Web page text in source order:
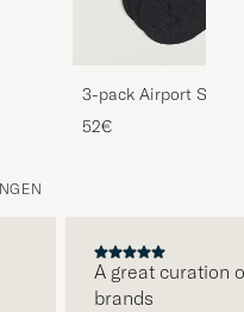
3-pack Airport
Melange
52€
A great curation
brands